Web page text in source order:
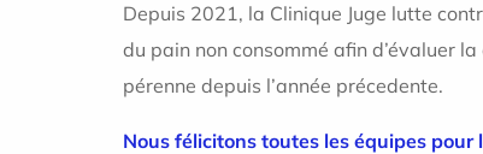
Depuis 2021, la Clinique Juge lutte
du pain non consommé afin d’évaluer
pérenne depuis l’année précedente.
Nous félicitons toutes les équipes